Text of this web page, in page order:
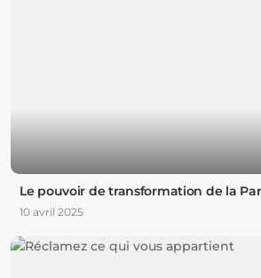
Le pouvoir de transformation de la
10 avril 2025